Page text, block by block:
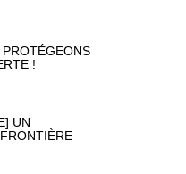
!
UN